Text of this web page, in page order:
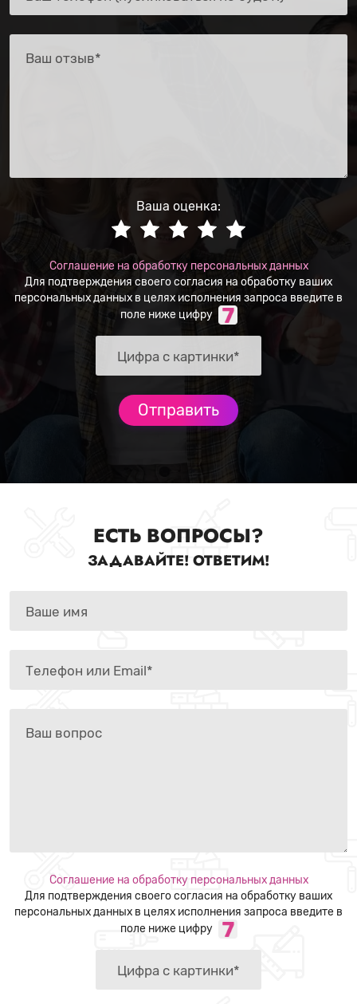
Ваша оценка:
Соглашение на обработку персональных данных
Для подтверждения своего согласия на обработку ваших
персональных данных в целях исполнения запроса введите в
поле ниже цифру
ЕСТЬ ВОПРОСЫ?
ЗАДАВАЙТЕ! ОТВЕТИМ!
Соглашение на обработку персональных данных
Для подтверждения своего согласия на обработку ваших
персональных данных в целях исполнения запроса введите в
поле ниже цифру